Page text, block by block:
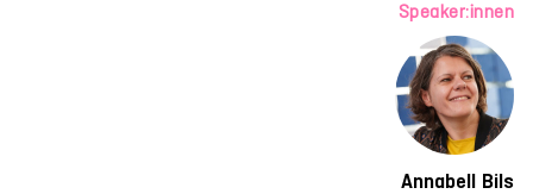
Speaker:innen
Annabell Bils